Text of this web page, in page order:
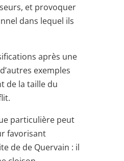
et provoquer
dans lequel ils
après une
exemples
de la taille du
particulière peut
favorisant
de de Quervain : il